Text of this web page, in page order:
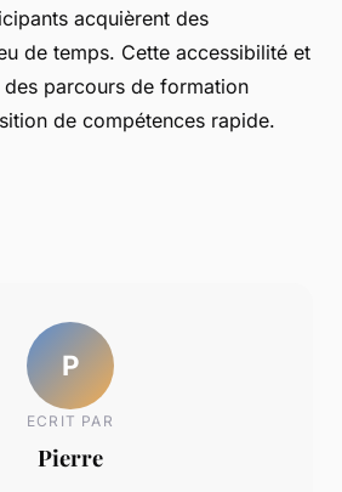
acquièrent des
de temps. Cette accessibilité et
parcours de formation
de compétences rapide.
P
ECRIT PAR
Pierre